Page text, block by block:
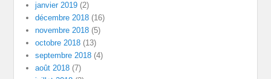
janvier 2019 (2)
décembre 2018 (16)
novembre 2018 (5)
octobre 2018 (13)
septembre 2018 (4)
août 2018 (7)